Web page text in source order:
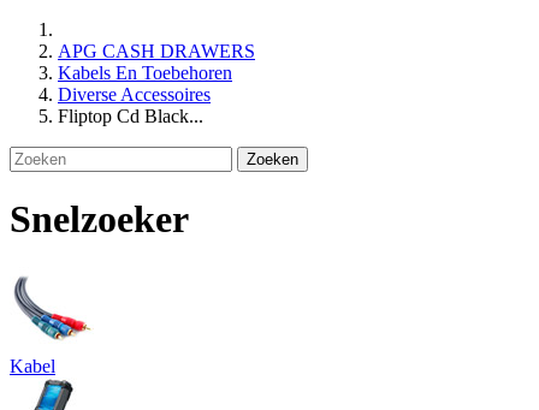
APG CASH DRAWERS
Kabels En Toebehoren
Diverse Accessoires
Fliptop Cd Black...
Zoeken
Snelzoeker
Kabel